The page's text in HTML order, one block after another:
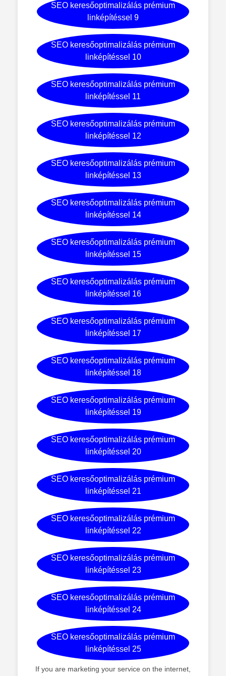
SEO keresőoptimalizálás prémium
linképítéssel 9
SEO keresőoptimalizálás prémium
linképítéssel 10
SEO keresőoptimalizálás prémium
linképítéssel 11
SEO keresőoptimalizálás prémium
linképítéssel 12
SEO keresőoptimalizálás prémium
linképítéssel 13
SEO keresőoptimalizálás prémium
linképítéssel 14
SEO keresőoptimalizálás prémium
linképítéssel 15
SEO keresőoptimalizálás prémium
linképítéssel 16
SEO keresőoptimalizálás prémium
linképítéssel 17
SEO keresőoptimalizálás prémium
linképítéssel 18
SEO keresőoptimalizálás prémium
linképítéssel 19
SEO keresőoptimalizálás prémium
linképítéssel 20
SEO keresőoptimalizálás prémium
linképítéssel 21
SEO keresőoptimalizálás prémium
linképítéssel 22
SEO keresőoptimalizálás prémium
linképítéssel 23
SEO keresőoptimalizálás prémium
linképítéssel 24
SEO keresőoptimalizálás prémium
linképítéssel 25
If you are marketing your service on the internet,